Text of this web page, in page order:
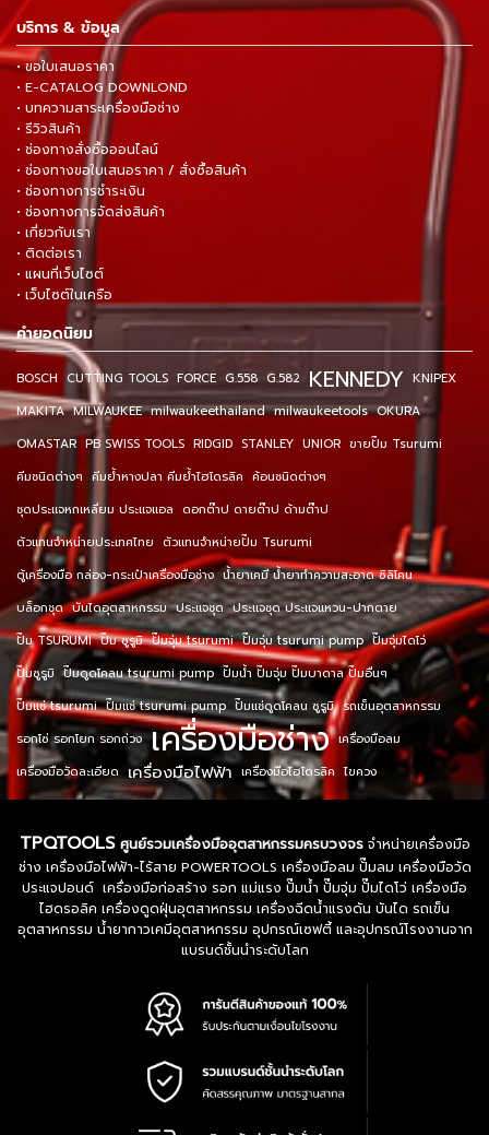
บริการ & ข้อมูล
• ขอใบเสนอราคา
• E-CATALOG DOWNLOND
• บทความสาระเครื่องมือช่าง
• รีวิวสินค้า
• ช่องทางสั่งซื้อออนไลน์
• ช่องทางขอใบเสนอราคา / สั่งซื้อสินค้า
• ช่องทางการชำระเงิน
• ช่องทางการจัดส่งสินค้า
• เกี่ยวกับเรา
• ติดต่อเรา
• แผนที่เว็บไซต์
• เว็บไซต์ในเครือ
คำยอดนิยม
BOSCH CUTTING TOOLS FORCE G.558 G.582 KENNEDY KNIPEX
MAKITA MILWAUKEE milwaukeethailand milwaukeetools OKURA
OMASTAR PB SWISS TOOLS RIDGID STANLEY UNIOR ขายปั๊ม Tsurumi
คีมชนิดต่างๆ คีมย้ำหางปลา คีมย้ำไฮโดรลิค ค้อนชนิดต่างๆ
ชุดประแจหกเหลี่ยม ประแจแอล ดอกต๊าป ดายต๊าป ด้ามต๊าป
ตัวแทนจำหน่ายประเทศไทย ตัวแทนจำหน่ายปั๊ม Tsurumi
ตู้เครื่องมือ กล่อง-กระเป๋าเครื่องมือช่าง น้ำยาเคมี น้ำยาทำความสะอาด ซิลิโคน
บล็อกชุด บันไดอุตสาหกรรม ประแจชุด ประแจชุด ประแจแหวน-ปากตาย
ปั๊ม TSURUMI ปั๊ม ซูรูมิ ปั๊มจุ่ม tsurumi ปั๊มจุ่ม tsurumi pump ปั๊มจุ่มไดโว่
ปั๊มซูรูมิ ปั๊มดูดโคลน tsurumi pump ปั๊มน้ำ ปั๊มจุ่ม ปั๊มบาดาล ปั๊มอื่นๆ
ปั๊มแช่ tsurumi ปั๊มแช่ tsurumi pump ปั๊มแช่ดูดโคลน ซูรูมิ รถเข็นอุตสาหกรรม
รอกโซ่ รอกโยก รอกถ่วง เครื่องมือช่าง เครื่องมือลม
เครื่องมือวัดละเอียด เครื่องมือไฟฟ้า เครื่องมือไฮโดรลิค ไขควง
TPQTOOLS ศูนย์รวมเครื่องมืออุตสาหกรรมครบวงจรจำหน่ายเครื่องมือ
ช่าง เครื่องมือไฟฟ้า-ไร้สาย POWERTOOLS เครื่องมือลม ปั๊มลม เครื่องมือวัด
ประแจปอนด์ เครื่องมือก่อสร้าง รอก แม่แรง ปั๊มน้ำ ปั๊มจุ่ม ปั๊มไดโว่ เครื่องมือ
ไฮดรอลิค เครื่องดูดฝุ่นอุตสาหกรรม เครื่องฉีดน้ำแรงดัน บันได รถเข็น
อุตสาหกรรม น้ำยากาวเคมีอุตสาหกรรม อุปกรณ์เซฟตี้ และอุปกรณ์โรงงานจาก
แบรนด์ชั้นนำระดับโลก